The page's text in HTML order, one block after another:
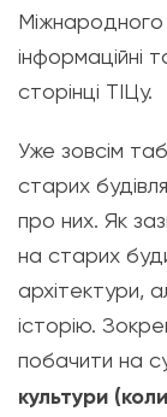
Міжнародного
інформаційні
сторінці ТІЦу.
Уже зовсім
старих
про них. Як
на старих
архітектури,
історію.
побачити на
культури